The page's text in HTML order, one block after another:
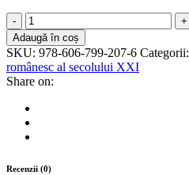
Când
totul
era
verde
quantity
Adaugă în coș
SKU: 978-606-799-207-6 Categorii:
românesc al secolului XXI
Share on:
Recenzii (0)